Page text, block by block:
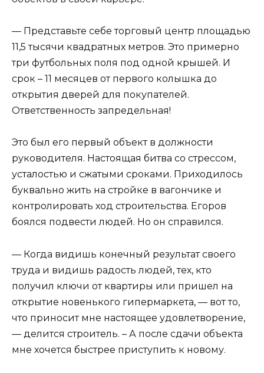
— Представьте себе торговый центр площадью
11,5 тысячи квадратных метров. Это примерно
три футбольных поля под одной крышей. И
срок – 11 месяцев от первого колышка до
открытия дверей для покупателей.
Ответственность запредельная!
Это был его первый объект в должности
руководителя. Настоящая битва со стрессом,
усталостью и сжатыми сроками. Приходилось
буквально жить на стройке в вагончике и
контролировать ход строительства. Егоров
боялся подвести людей. Но он справился.
— Когда видишь конечный результат своего
труда и видишь радость людей, тех, кто
получил ключи от квартиры или пришел на
открытие новенького гипермаркета, — вот то,
что приносит мне настоящее удовлетворение,
— делится строитель. – А после сдачи объекта
мне хочется быстрее приступить к новому.